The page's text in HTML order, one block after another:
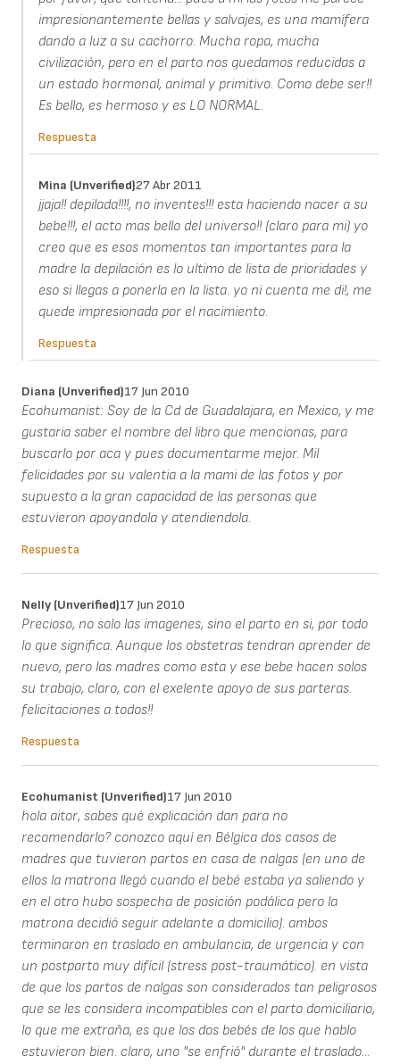
impresionantemente bellas y salvajes, es una mamífera
dando a luz a su cachorro. Mucha ropa, mucha
civilización, pero en el parto nos quedamos reducidas a
un estado hormonal, animal y primitivo. Como debe ser!!
Es bello, es hermoso y es LO NORMAL.
Respuesta
Mina (unverified)27 Abr 2011
jjaja!! depilada!!!!, no inventes!!! esta haciendo nacer a su
bebe!!!, el acto mas bello del universo!! (claro para mi) yo
creo que es esos momentos tan importantes para la
madre la depilación es lo ultimo de lista de prioridades y
eso si llegas a ponerla en la lista. yo ni cuenta me di!, me
quede impresionada por el nacimiento.
Respuesta
Diana (unverified)17 Jun 2010
Ecohumanist: Soy de la Cd de Guadalajara, en Mexico, y me
gustaria saber el nombre del libro que mencionas, para
buscarlo por aca y pues documentarme mejor. Mil
felicidades por su valentia a la mami de las fotos y por
supuesto a la gran capacidad de las personas que
estuvieron apoyandola y atendiendola.
Respuesta
Nelly (unverified)17 Jun 2010
Precioso, no solo las imagenes, sino el parto en si, por todo
lo que significa. Aunque los obstetras tendran aprender de
nuevo, pero las madres como esta y ese bebe hacen solos
su trabajo, claro, con el exelente apoyo de sus parteras.
felicitaciones a todos!!
Respuesta
Ecohumanist (unverified)17 Jun 2010
hola aitor, sabes qué explicación dan para no
recomendarlo? conozco aquí en Bélgica dos casos de
madres que tuvieron partos en casa de nalgas (en uno de
ellos la matrona llegó cuando el bebé estaba ya saliendo y
en el otro hubo sospecha de posición podálica pero la
matrona decidió seguir adelante a domicilio). ambos
terminaron en traslado en ambulancia, de urgencia y con
un postparto muy difícil (stress post-traumático). en vista
de que los partos de nalgas son considerados tan peligrosos
que se les considera incompatibles con el parto domiciliario,
lo que me extraña, es que los dos bebés de los que hablo
estuvieron bien. claro, uno "se enfrió" durante el traslado...